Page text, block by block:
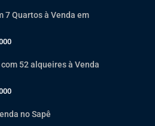
7 Quartos à Venda em
52 alqueires à Venda
no Sapê